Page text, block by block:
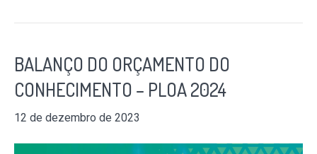
BALANÇO DO ORÇAMENTO DO
CONHECIMENTO – PLOA 2024
12 de dezembro de 2023